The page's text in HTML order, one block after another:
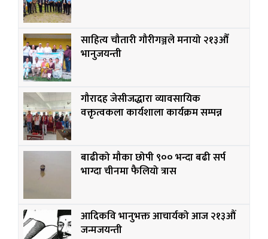
साहित्य चौतारी गौरीगञ्जले मनायो २१३औँ
भानुजयन्ती
गौरादह जेसीजद्धारा व्यावसायिक
वक्तृत्वकला कार्यशाला कार्यक्रम सम्पन्न
बाढीको मौका छोपी ९०० भन्दा बढी सर्प
भाग्दा चीनमा फैलियो त्रास
आदिकवि भानुभक्त आचार्यको आज २१३औं
जन्मजयन्ती